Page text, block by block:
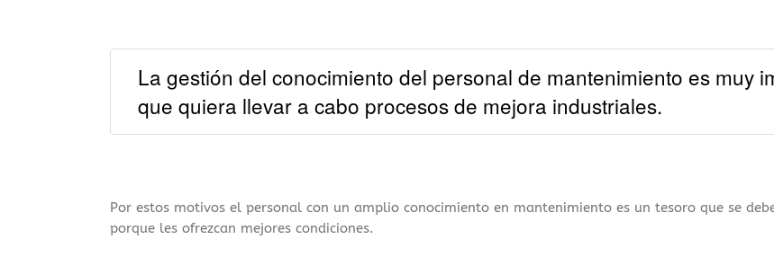
La gestión del conocimiento del personal de mantenimiento es muy
que quiera llevar a cabo procesos de mejora industriales.
Por estos motivos el personal con un amplio conocimiento en mantenimiento es un tesoro que se
porque les ofrezcan mejores condiciones.